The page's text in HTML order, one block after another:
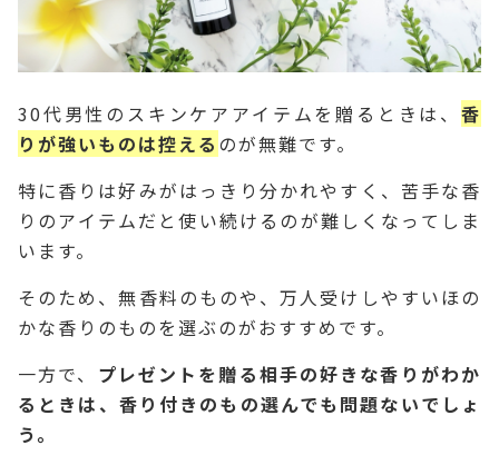
30代男性のスキンケアアイテムを贈るときは、 香
りが強いものは控える のが無難です。
特に香りは好みがはっきり分かれやすく、苦手な香
りのアイテムだと使い続けるのが難しくなってしま
います。
そのため、無香料のものや、万人受けしやすいほの
かな香りのものを選ぶのがおすすめです。
一方で、 プレゼントを贈る相手の好きな香りがわか
るときは、香り付きのもの選んでも問題ないでしょ
う。